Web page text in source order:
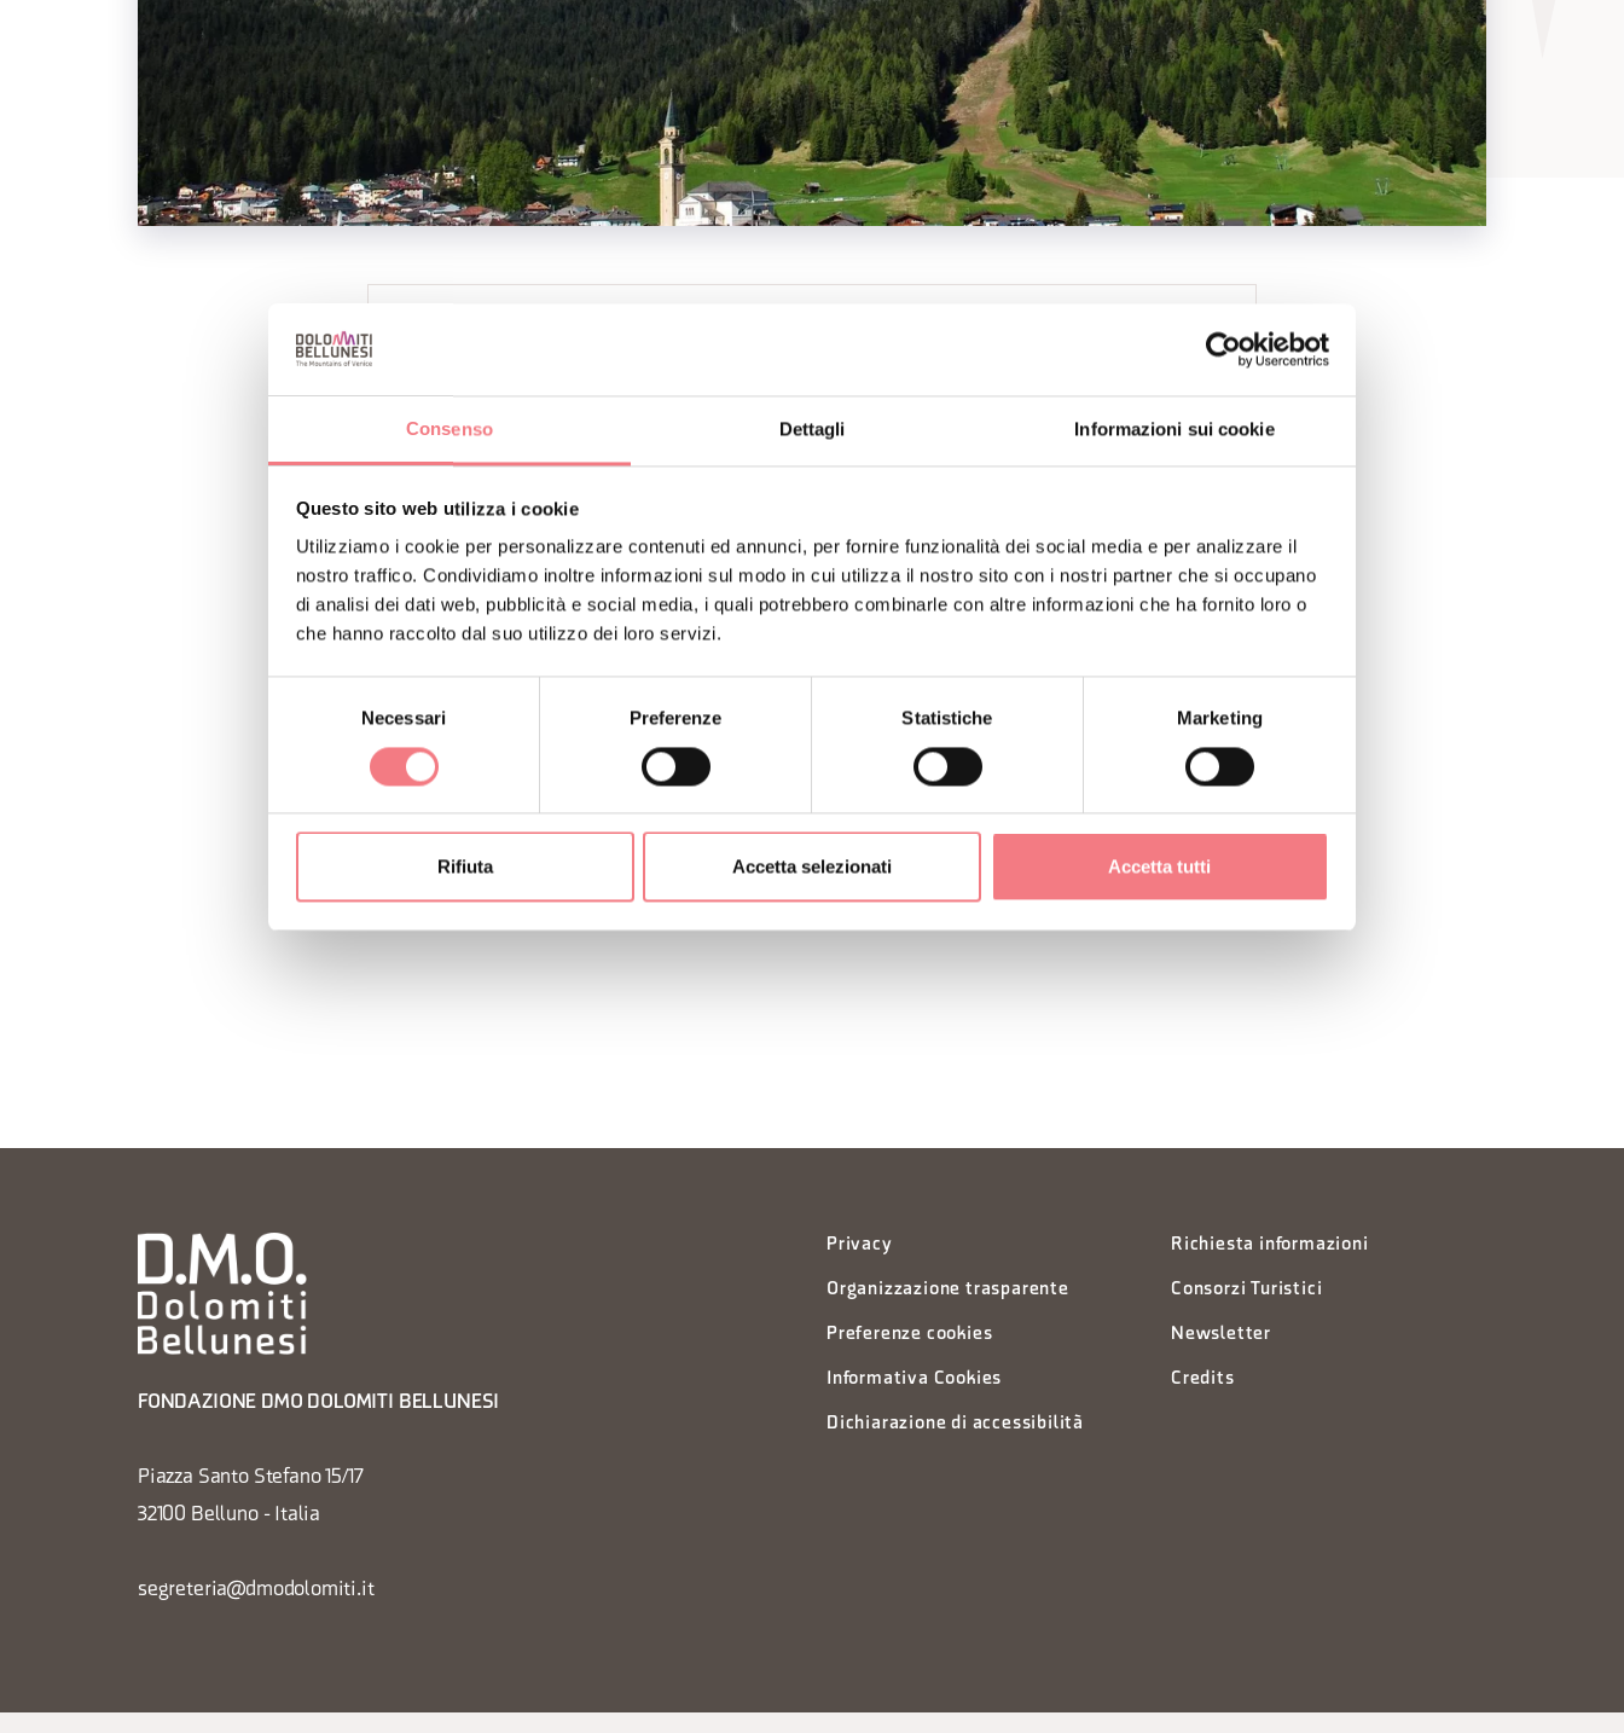
Consenso Dettagli Informazioni sui cookie
Questo sito web utilizza i cookie
Utilizziamo i cookie per personalizzare contenuti ed annunci, per fornire funzionalità dei social media e per analizzare il
nostro traffico. Condividiamo inoltre informazioni sul modo in cui utilizza il nostro sito con i nostri partner che si occupano
di analisi dei dati web, pubblicità e social media, i quali potrebbero combinarle con altre informazioni che ha fornito loro o
che hanno raccolto dal suo utilizzo dei loro servizi.
Necessari Preferenze Statistiche Marketing
Rifiuta Accetta selezionati Accetta tutti
info@comelico.com
FONDAZIONE DMO DOLOMITI BELLUNESI
Piazza Santo Stefano 15/17
32100 Belluno - Italia
segreteria@dmodolomiti.it
Privacy
Organizzazione trasparente
Preferenze cookies
Informativa Cookies
Dichiarazione di accessibilità
Richiesta informazioni
Consorzi Turistici
Newsletter
Credits